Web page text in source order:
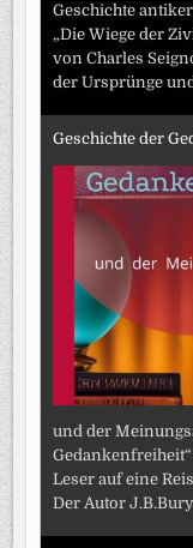
Geschichte
„Die Wiege der
von Charles
der Ursprünge
Geschichte der
und der
Leser auf eine
Der Autor